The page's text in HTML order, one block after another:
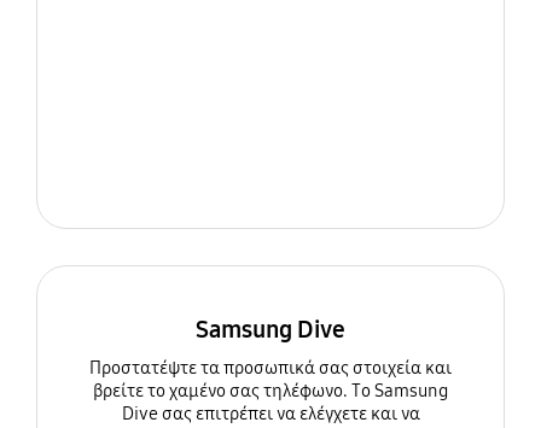
Samsung Dive
Προστατέψτε τα προσωπικά σας στοιχεία και
βρείτε το χαμένο σας τηλέφωνο. Το Samsung
Dive σας επιτρέπει να ελέγχετε και να